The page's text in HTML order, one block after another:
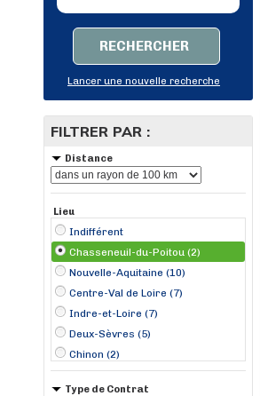
RECHERCHER
Lancer une nouvelle recherche
FILTRER PAR :
Distance
Lieu
Indifférent
Chasseneuil-du-Poitou (2)
Nouvelle-Aquitaine (10)
Centre-Val de Loire (7)
Indre-et-Loire (7)
Deux-Sèvres (5)
Chinon (2)
Mazières-en-Gâtine (2)
Type de Contrat